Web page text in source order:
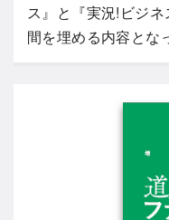
ス』と『実況!ビジ
間を埋める内容とな